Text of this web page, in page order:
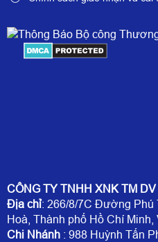
CÔNG TY TNHH XNK TM
Địa chỉ: 266/8/7C Đường Phú
Hoà, Thành phố Hồ Chí Minh,
Chi Nhánh : 988 Huỳnh Tấn